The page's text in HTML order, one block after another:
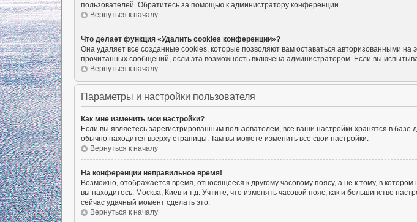
пользователей. Обратитесь за помощью к администратору конференции.
Вернуться к началу
Что делает функция «Удалить cookies конференции»?
Она удаляет все созданные cookies, которые позволяют вам оставаться авторизованными на
прочитанных сообщений, если эта возможность включена администратором. Если вы
Вернуться к началу
Параметры и настройки пользователя
Как мне изменить мои настройки?
Если вы являетесь зарегистрированным пользователем, все ваши настройки хранятся в
обычно находится вверху страницы. Там вы можете изменить все свои настройки.
Вернуться к началу
На конференции неправильное время!
Возможно, отображается время, относящееся к другому часовому поясу, а не к тому, в
вы находитесь: Москва, Киев и т.д. Учтите, что изменять часовой пояс, как и большинство
сейчас удачный момент сделать это.
Вернуться к началу